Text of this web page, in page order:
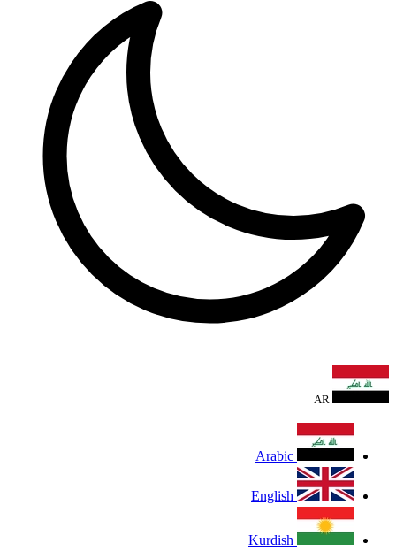
AR
Arabic
English
Kurdish